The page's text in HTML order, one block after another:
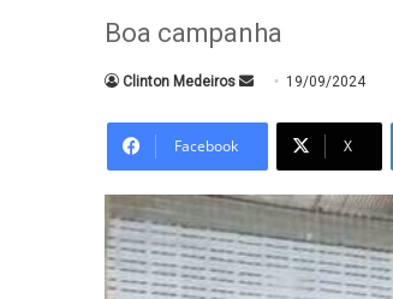
Boa campanha
Clinton Medeiros
Mande
mail
19/09/2024
Facebook X